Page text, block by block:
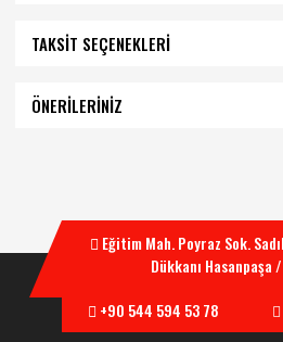
TAKSİT SEÇENEKLERİ
ÖNERİLERİNİZ
Eğitim Mah. Poyraz Sok.
Dükkanı Hasanpaşa
+90 544 594 53 78